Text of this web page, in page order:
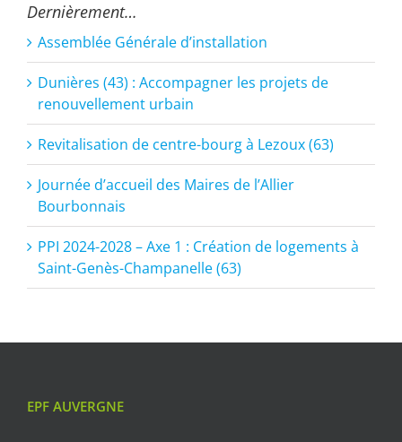
Dernièrement…
Assemblée Générale d’installation
Dunières (43) : Accompagner les projets de
renouvellement urbain
Revitalisation de centre-bourg à Lezoux (63)
Journée d’accueil des Maires de l’Allier
Bourbonnais
PPI 2024-2028 – Axe 1 : Création de logements à
Saint-Genès-Champanelle (63)
EPF AUVERGNE